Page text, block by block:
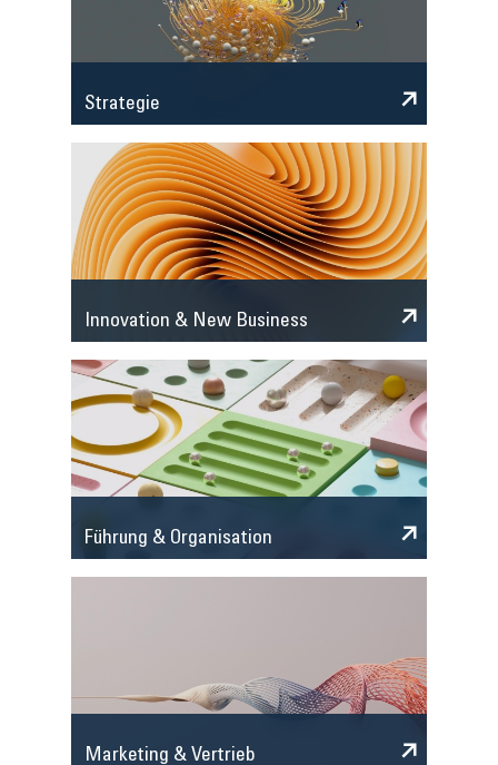
Strategie
Innovation & New Business
Führung & Organisation
Marketing & Vertrieb